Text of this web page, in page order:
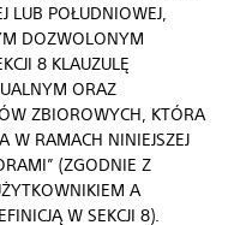
LUB POŁUDNIOWEJ,
DOZWOLONYM
8 KLAUZULĘ
ORAZ
ZBIOROWYCH, KTÓRA
W RAMACH NINIEJSZEJ
(ZGODNIE Z
A
W SEKCJI 8).